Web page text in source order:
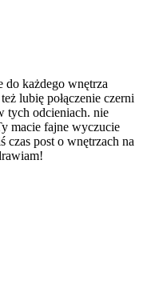
do każdego wnętrza
lubię połączenie czerni
tych odcieniach. nie
macie fajne wyczucie
czas post o wnętrzach na